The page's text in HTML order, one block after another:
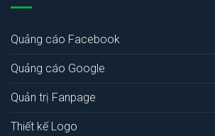
Quảng cáo Facebook
Quảng cáo Google
Quản trị Fanpage
Thiết kế Logo